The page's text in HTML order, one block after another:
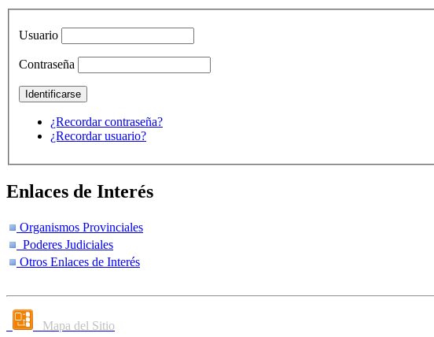
Usuario
Contraseña
¿Recordar contraseña?
¿Recordar usuario?
Enlaces de Interés
Organismos Provinciales
Poderes Judiciales
Otros Enlaces de Interés
Mapa del Sitio